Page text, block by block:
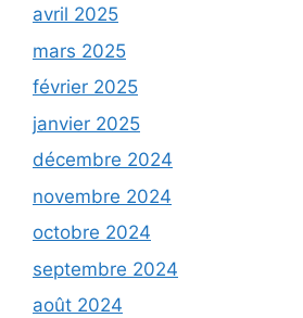
avril 2025
mars 2025
février 2025
janvier 2025
décembre 2024
novembre 2024
octobre 2024
septembre 2024
août 2024